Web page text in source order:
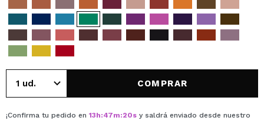
COMPRAR
¡Confirma tu pedido en 13h:47m:20s y saldrá enviado desde nuestro